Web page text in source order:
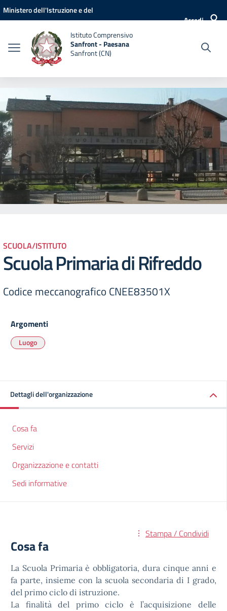
Vai ai contenuti
Vai al menu di navigazione
Vai al footer
Ministero dell'Istruzione e del
Accedi
Istituto Comprensivo
Sanfront - Paesana
Sanfront (CN)
SCUOLA/ISTITUTO
Scuola Primaria di Rifreddo
Codice meccanografico CNEE83501X
Argomenti
Luogo
Dettagli dell'organizzazione
Cosa fa
Servizi
Organizzazione e contatti
Sedi informative
Stampa / Condividi
Cosa fa
La Scuola Primaria è obbligatoria, dura cinque anni e
fa parte, insieme con la scuola secondaria di I grado,
del primo ciclo di istruzione.
La finalità del primo ciclo è l’acquisizione delle